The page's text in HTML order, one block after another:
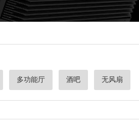
多功能厅 酒吧 无风扇